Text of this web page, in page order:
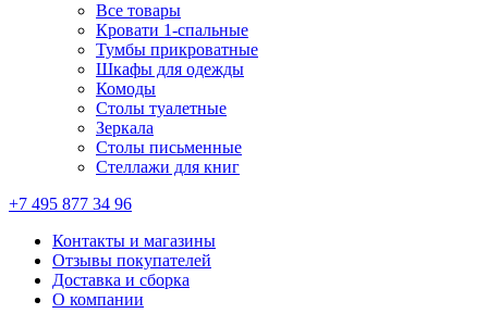
Все товары
Кровати 1-спальные
Тумбы прикроватные
Шкафы для одежды
Комоды
Столы туалетные
Зеркала
Столы письменные
Стеллажи для книг
+7 495 877 34 96
Контакты и магазины
Отзывы покупателей
Доставка и сборка
О компании